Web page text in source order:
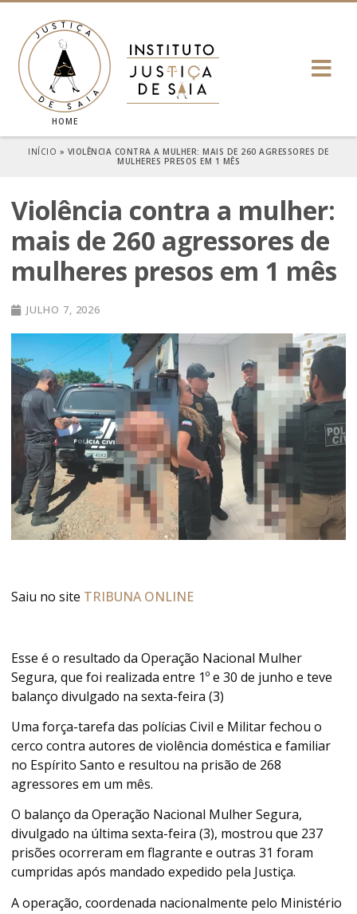
HOME
INÍCIO » VIOLÊNCIA CONTRA A MULHER: MAIS DE 260 AGRESSORES DE
MULHERES PRESOS EM 1 MÊS
Violência contra a mulher:
mais de 260 agressores de
mulheres presos em 1 mês
JULHO 7, 2026
Saiu no site TRIBUNA ONLINE
Esse é o resultado da Operação Nacional Mulher
Segura, que foi realizada entre 1º e 30 de junho e teve
balanço divulgado na sexta-feira (3)
Uma força-tarefa das polícias Civil e Militar fechou o
cerco contra autores de violência doméstica e familiar
no Espírito Santo e resultou na prisão de 268
agressores em um mês.
O balanço da Operação Nacional Mulher Segura,
divulgado na última sexta-feira (3), mostrou que 237
prisões ocorreram em flagrante e outras 31 foram
cumpridas após mandado expedido pela Justiça.
A operação, coordenada nacionalmente pelo Ministério